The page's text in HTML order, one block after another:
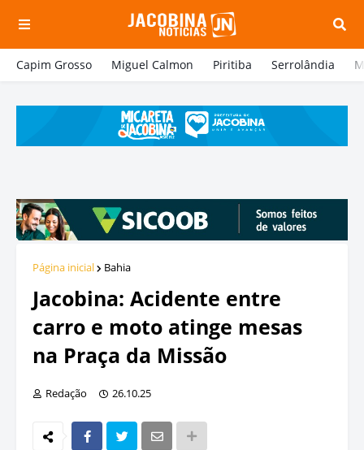
Capim Grosso Miguel Calmon Piritiba Serrolândia
Página inicial Bahia
Jacobina: Acidente entre
carro e moto atinge mesas
na Praça da Missão
Redação 26.10.25